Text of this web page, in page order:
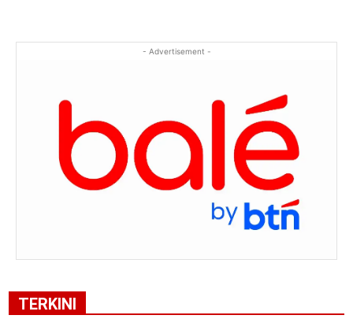
- Advertisement -
TERKINI